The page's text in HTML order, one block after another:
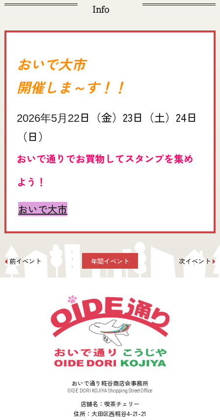
Info
おいで大市
開催しま～す！！
2026年5月22日（金）23日（土）24日
（日）
おいで通りでお買物してスタンプを集め
よう！
おいで大市
前イベント 年間イベント 次イベント
おいで通り糀谷商店会事務所
OIDE DORI KOJIYA Shopping Street Office
店舗名：喫茶チェリー
住所：大田区西糀谷4-21-21